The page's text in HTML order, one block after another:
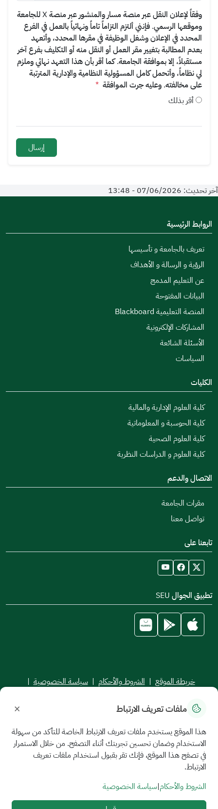
وفقاً لإعلان النقل عبر منصة مسار والمنشور عبر منصة X للجامعة
وموقعها الرسمي. فإنني ألتزم التزاماً تاماً ونهائياً بالعمل في الفرع
المحدد في الإعلان وشغل الوظيفة في مقرها المحدد، وأتعهد
بعدم المطالبة بتغيير مقر العمل أو النقل منه أو التكليف بفرع آخر
مستقبلاً، إلا بموافقة الجامعة. كما أقر بأن هذا التعهد نهائي وملزم
لي نظاماً، وأتحمل كامل المسؤولية النظامية والإدارية المترتبة
على مخالفته. وعليه جرت الموافقة *
أقر بذلك
آخر تحديث: 07/06/2026 - 13:48
الروابط الرئيسية
تعريف بالجامعة و تأسيسها
الرؤية و الرسالة و الأهداف
عن التعليم المدمج
البيانات المفتوحة
المنصة التعليمية Blackboard
المشاركات الإلكترونية
الأسئلة الشائعة
السياسات
الكليات
كلية العلوم الإدارية والمالية
كلية الحوسبة و المعلوماتية
كلية العلوم الصحية
كلية العلوم و الدراسات النظرية
الاتصال والدعم
مقرات الجامعة
تواصل معنا
تابعنا على
تطبيق الجوال SEU
خريطة الموقع | الشروط والأحكام | سياسة الخصوصية |
جميع الحقوق محفوظة للجامعة السعودية الإلكترونية © 2026
ملفات تعريف الارتباط ×
هذا الموقع يستخدم ملفات تعريف الارتباط الخاصة للتأكد من سهولة
الاستخدام وضمان تحسين تجربتك أثناء التصفح. من خلال الاستمرار
في تصفح هذا الموقع، فإنك تقر بقبول استخدام ملفات تعريف
الارتباط.
الشروط والأحكام|سياسة الخصوصية